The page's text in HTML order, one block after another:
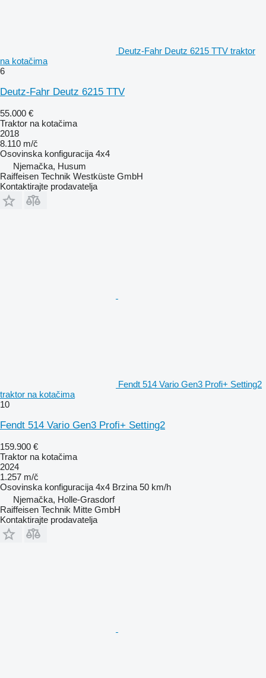
Deutz-Fahr Deutz 6215 TTV traktor
na kotačima
6
Deutz-Fahr Deutz 6215 TTV
55.000 €
Traktor na kotačima
2018
8.110 m/č
Osovinska konfiguracija 4x4
Njemačka, Husum
Raiffeisen Technik Westküste GmbH
Kontaktirajte prodavatelja
Fendt 514 Vario Gen3 Profi+ Setting2
traktor na kotačima
10
Fendt 514 Vario Gen3 Profi+ Setting2
159.900 €
Traktor na kotačima
2024
1.257 m/č
Osovinska konfiguracija 4x4 Brzina 50 km/h
Njemačka, Holle-Grasdorf
Raiffeisen Technik Mitte GmbH
Kontaktirajte prodavatelja